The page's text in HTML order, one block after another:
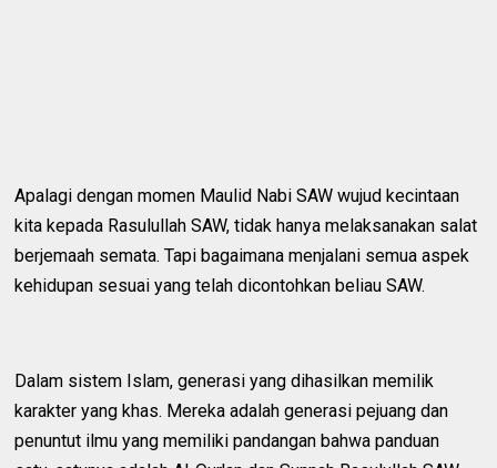
Apalagi dengan momen Maulid Nabi SAW wujud kecintaan
kita kepada Rasulullah SAW, tidak hanya melaksanakan salat
berjemaah semata. Tapi bagaimana menjalani semua aspek
kehidupan sesuai yang telah dicontohkan beliau SAW.
Dalam sistem Islam, generasi yang dihasilkan memilik
karakter yang khas. Mereka adalah generasi pejuang dan
penuntut ilmu yang memiliki pandangan bahwa panduan